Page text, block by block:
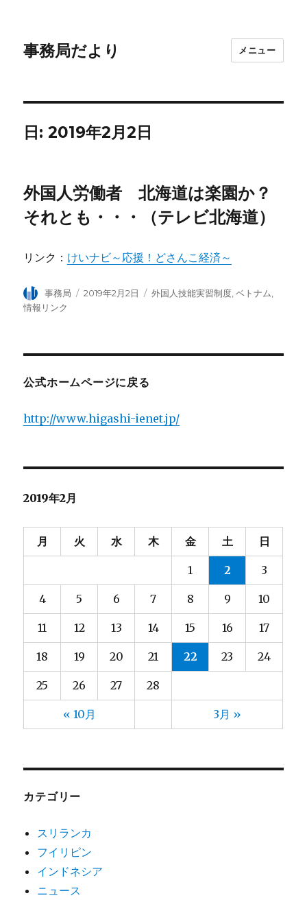
事務局だより メニュー
日: 2019年2月2日
外国人労働者 北海道は楽園か？
それとも・・・（テレビ北海道）
リンク： けいナビ～応援！どさんこ経済～
投
稿
事務局
投
2019年2月2日
カ
外国人技能実習制度 ,ベトナム
情報リンク
公式ホームページに戻る
http://www.higashi-ienet.jp/
2019年2月
月 火 水 木 金 土 日
« 10月 3月 »
1 2 3
4 5 6 7 8 9 10
11 12 13 14 15 16 17
18 19 20 21 22 23 24
25 26 27 28
カテゴリー
スリランカ
フイリピン
インドネシア
ニュース